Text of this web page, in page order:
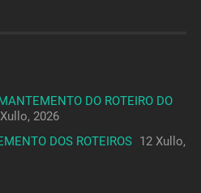
DO ROTEIRO DO
2026
DOS ROTEIROS 12 Xullo,